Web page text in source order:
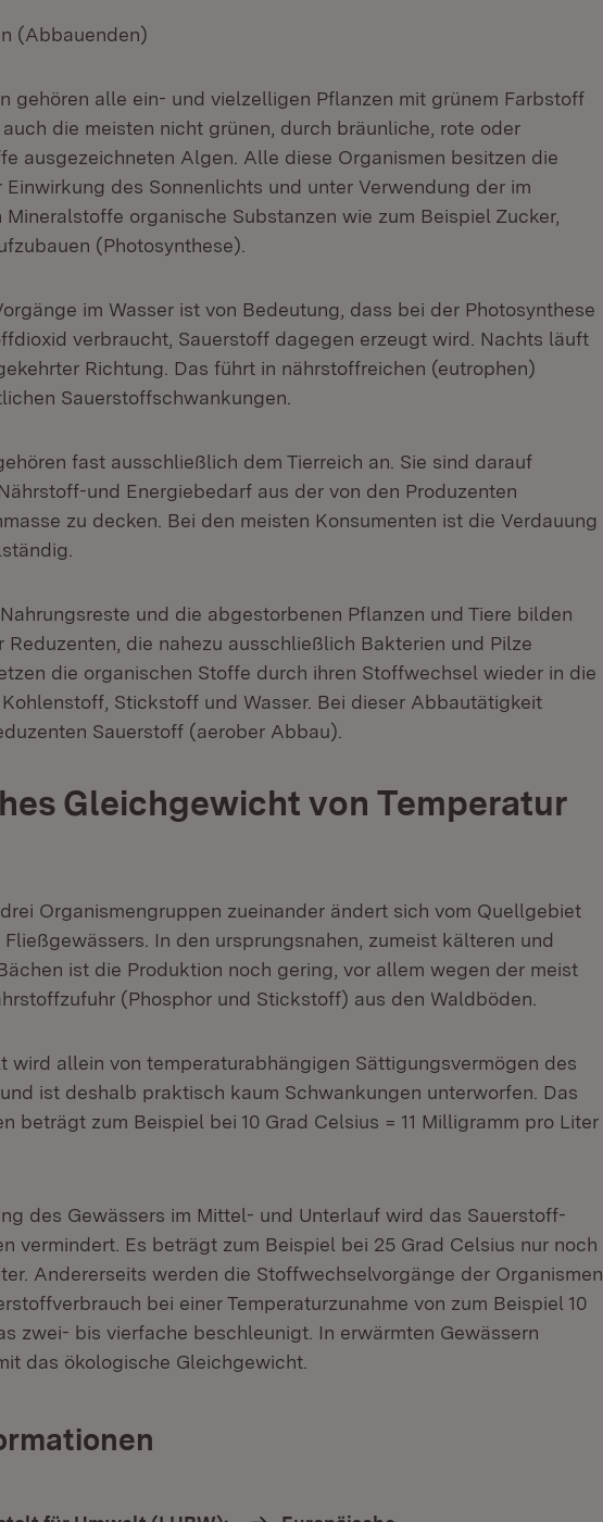
(Abbauenden)
gehören alle ein- und vielzelligen Pflanzen mit grünem Farbstoff
die meisten nicht grünen, durch bräunliche, rote oder
ausgezeichneten Algen. Alle diese Organismen besitzen die
Einwirkung des Sonnenlichts und unter Verwendung der im
organische Substanzen wie zum Beispiel Zucker,
(Photosynthese).
im Wasser ist von Bedeutung, dass bei der Photosynthese
verbraucht, Sauerstoff dagegen erzeugt wird. Nachts läuft
Richtung. Das führt in nährstoffreichen (eutrophen)
Sauerstoffschwankungen.
fast ausschließlich dem Tierreich an. Sie sind darauf
und Energiebedarf aus der von den Produzenten
zu decken. Bei den meisten Konsumenten ist die Verdauung
und die abgestorbenen Pflanzen und Tiere bilden
Reduzenten, die nahezu ausschließlich Bakterien und Pilze
die organischen Stoffe durch ihren Stoffwechsel wieder in die
Stickstoff und Wasser. Bei dieser Abbautätigkeit
Sauerstoff (aerober Abbau).
Gleichgewicht von Temperatur
Organismengruppen zueinander ändert sich vom Quellgebiet
In den ursprungsnahen, zumeist kälteren und
ist die Produktion noch gering, vor allem wegen der meist
(Phosphor und Stickstoff) aus den Waldböden.
wird allein von temperaturabhängigen Sättigungsvermögen des
ist deshalb praktisch kaum Schwankungen unterworfen. Das
beträgt zum Beispiel bei 10 Grad Celsius = 11 Milligramm pro Liter
des Gewässers im Mittel- und Unterlauf wird das Sauerstoff-
vermindert. Es beträgt zum Beispiel bei 25 Grad Celsius nur noch
Andererseits werden die Stoffwechselvorgänge der Organismen
bei einer Temperaturzunahme von zum Beispiel 10
zwei- bis vierfache beschleunigt. In erwärmten Gewässern
das ökologische Gleichgewicht.